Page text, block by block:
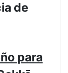
de
para